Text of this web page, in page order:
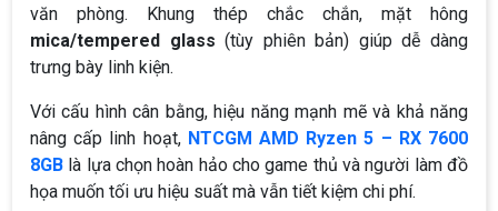
văn phòng. Khung thép chắc chắn, mặt hông
mica/tempered glass (tùy phiên bản) giúp dễ dàng
trưng bày linh kiện.
Với cấu hình cân bằng, hiệu năng mạnh mẽ và khả năng
nâng cấp linh hoạt, NTCGM AMD Ryzen 5 – RX 7600
8GB là lựa chọn hoàn hảo cho game thủ và người làm đồ
họa muốn tối ưu hiệu suất mà vẫn tiết kiệm chi phí.